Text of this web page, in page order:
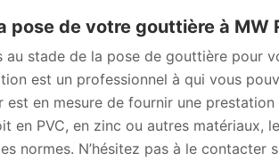
pose de votre gouttière à MW
au stade de la pose de gouttière pour
est un professionnel à qui vous
est en mesure de fournir une prestation
en PVC, en zinc ou autres matériaux,
normes. N’hésitez pas à le contacter